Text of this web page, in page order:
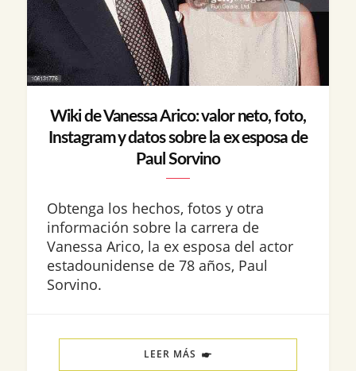
Wiki de Vanessa Arico: valor neto, foto,
Instagram y datos sobre la ex esposa de
Paul Sorvino
Obtenga los hechos, fotos y otra
información sobre la carrera de
Vanessa Arico, la ex esposa del actor
estadounidense de 78 años, Paul
Sorvino.
LEER MÁS